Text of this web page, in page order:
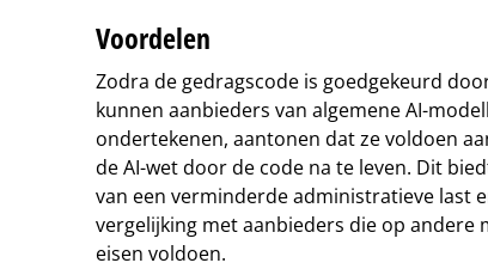
Voordelen
Zodra de gedragscode is goedgekeurd
kunnen aanbieders van algemene AI-
ondertekenen, aantonen dat ze voldoen
de AI-wet door de code na te leven. Dit
van een verminderde administratieve last
vergelijking met aanbieders die op andere
eisen voldoen.